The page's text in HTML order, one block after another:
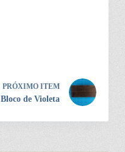
PRÓXIMO ITEM
Bloco de Violeta